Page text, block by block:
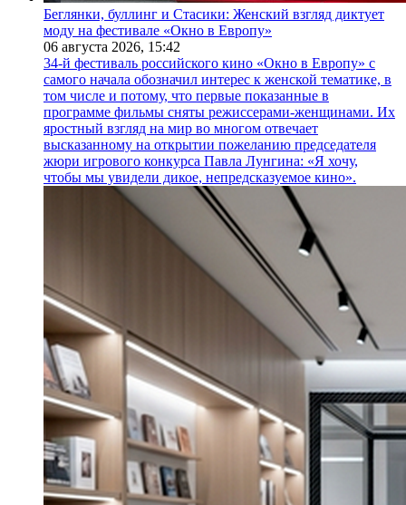
Беглянки, буллинг и Стасики: Женский взгляд диктует
моду на фестивале «Окно в Европу»
06 августа 2026, 15:42
34-й фестиваль российского кино «Окно в Европу» с
самого начала обозначил интерес к женской тематике, в
том числе и потому, что первые показанные в
программе фильмы сняты режиссерами-женщинами. Их
яростный взгляд на мир во многом отвечает
высказанному на открытии пожеланию председателя
жюри игрового конкурса Павла Лунгина: «Я хочу,
чтобы мы увидели дикое, непредсказуемое кино».